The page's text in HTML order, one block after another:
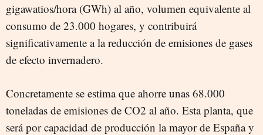
gigawatios/hora (GWh) al año, volumen equivalente al
consumo de 23.000 hogares, y contribuirá
significativamente a la reducción de emisiones de gases
de efecto invernadero.
Concretamente se estima que ahorre unas 68.000
toneladas de emisiones de CO2 al año. Esta planta, que
será por capacidad de producción la mayor de España y